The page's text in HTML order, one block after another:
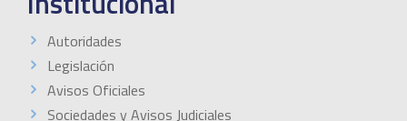
Autoridades
Legislación
Avisos Oficiales
Sociedades y Avisos Judiciales